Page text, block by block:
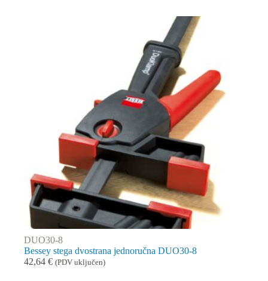
DUO30-8
Bessey stega dvostrana jednoručna DUO30-8
42,64 € (PDV uključen)